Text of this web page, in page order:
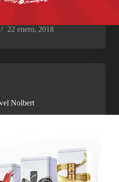
22 enero, 2018
Nolbert